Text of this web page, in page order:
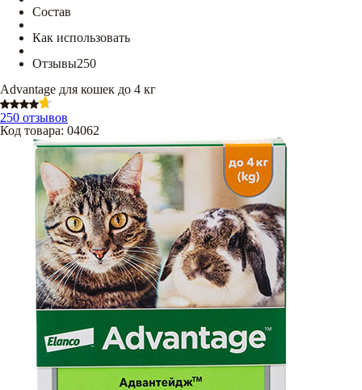
Состав
Как использовать
Отзывы250
Advantage для кошек до 4 кг
250 отзывов
Код товара: 04062